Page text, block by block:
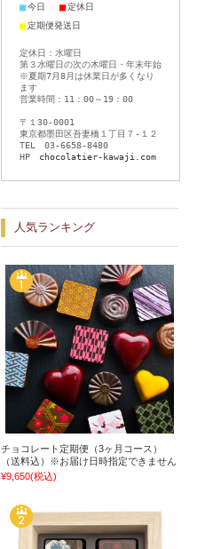
■今日 ■定休日
■定期便発送日
定休日：水曜日
第３水曜日の次の木曜日・年末年始
※夏期7月8月は休業日が多くなり
ます
営業時間：11：00～19：00
〒１30-0001
東京都墨田区吾妻橋１丁目７-１２
TEL 03-6658-8480
HP chocolatier-kawaji.com
人気ランキング
チョコレート定期便（3ヶ月コース）
（送料込）※お届け日時指定できません
¥9,650(税込)